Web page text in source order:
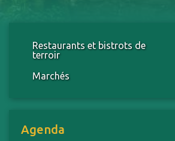
Restaurants et bistrots de
terroir
Marchés
Agenda